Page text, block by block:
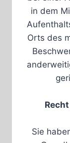
in dem
Orts des
Sie